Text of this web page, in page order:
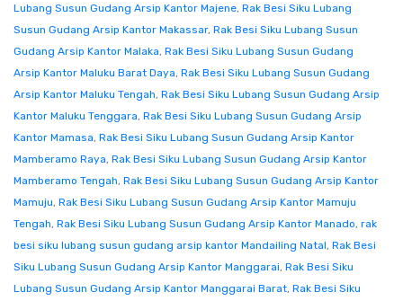
Lubang Susun Gudang Arsip Kantor Majene, Rak Besi Siku Lubang
Susun Gudang Arsip Kantor Makassar, Rak Besi Siku Lubang Susun
Gudang Arsip Kantor Malaka, Rak Besi Siku Lubang Susun Gudang
Arsip Kantor Maluku Barat Daya, Rak Besi Siku Lubang Susun Gudang
Arsip Kantor Maluku Tengah, Rak Besi Siku Lubang Susun Gudang Arsip
Kantor Maluku Tenggara, Rak Besi Siku Lubang Susun Gudang Arsip
Kantor Mamasa, Rak Besi Siku Lubang Susun Gudang Arsip Kantor
Mamberamo Raya, Rak Besi Siku Lubang Susun Gudang Arsip Kantor
Mamberamo Tengah, Rak Besi Siku Lubang Susun Gudang Arsip Kantor
Mamuju, Rak Besi Siku Lubang Susun Gudang Arsip Kantor Mamuju
Tengah, Rak Besi Siku Lubang Susun Gudang Arsip Kantor Manado, rak
besi siku lubang susun gudang arsip kantor Mandailing Natal, Rak Besi
Siku Lubang Susun Gudang Arsip Kantor Manggarai, Rak Besi Siku
Lubang Susun Gudang Arsip Kantor Manggarai Barat, Rak Besi Siku